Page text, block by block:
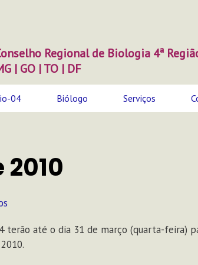
Regional de Biologia 4ª
| GO | TO | DF
04 Biólogo Serviços
terão até o dia 31 de março (quarta-feira)